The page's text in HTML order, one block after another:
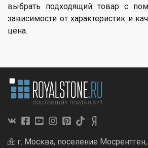
выбрать подходящий товар с
зависимости от характеристик и
цена.
г. Москва, поселение